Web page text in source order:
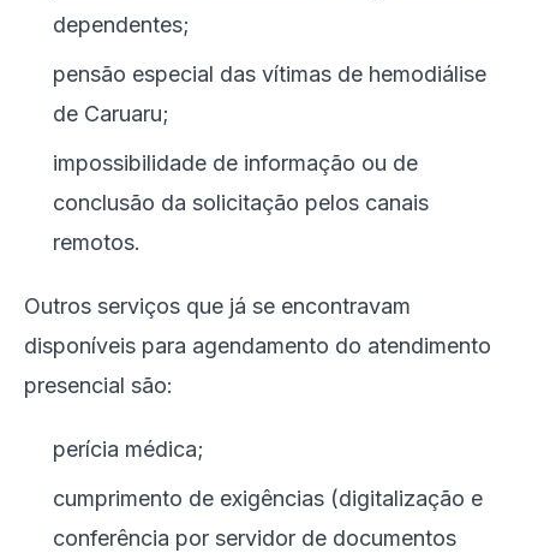
dependentes;
pensão especial das vítimas de hemodiálise
de Caruaru;
impossibilidade de informação ou de
conclusão da solicitação pelos canais
remotos.
Outros serviços que já se encontravam
disponíveis para agendamento do atendimento
presencial são:
perícia médica;
cumprimento de exigências (digitalização e
conferência por servidor de documentos